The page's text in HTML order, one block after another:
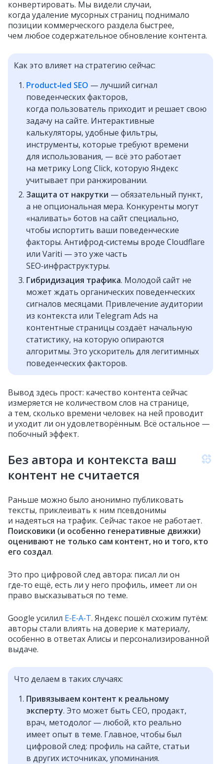
конвертировать. Мы видели случаи,
когда удаление мусорных страниц поднимало
позиции коммерческого раздела быстрее,
чем любое содержательное обновление контента.
Как это влияет на стратегию сейчас:
Product‑led SEO — лучший сигнал
поведенческих факторов,
когда пользователь приходит и решает свою
задачу на сайте. Интерактивные
калькуляторы, удобные фильтры,
инструменты, которые требуют времени
для использования, — всё это работает
на метрику Long Click, которую Яндекс
учитывает при ранжировании.
Защита от накрутки — обязательный пункт,
а не опциональная мера. Конкуренты могут
«наливать» ботов на сайт специально,
чтобы испортить ваши поведенческие
факторы. Антифрод‑системы вроде Cloudflare
или Variti — это уже часть
SEO‑инфраструктуры.
Гибридизация трафика. Молодой сайт не
может ждать органических поведенческих
сигналов месяцами. Привлечение аудитории
из контекста или Telegram Ads на
контентные страницы создаёт начальную
статистику, на которую опираются
алгоритмы. Это ускоритель для легитимных
поведенческих факторов.
Вывод здесь прост: качество контента сейчас
измеряется не количеством слов на странице,
а тем, сколько времени человек на ней проводит
и уходит ли он удовлетворённым. Всё остальное —
побочный эффект.
Без автора и контекста ваш
контент не считается
Раньше можно было анонимно публиковать
тексты, приклеивать к ним псевдонимы
и надеяться на трафик. Сейчас такое не работает.
Поисковики (и особенно генеративные движки)
оценивают не только сам контент, но и того, кто
его создал.
Это про цифровой след автора: писал ли он
где‑то ещё, есть ли у него профиль, имеет ли он
право высказываться по теме.
Google усилил E‑E‑A‑T. Яндекс пошёл схожим путём:
авторы стали влиять на доверие к материалу,
особенно в ответах Алисы и персонализированной
выдаче.
Что делаем в таких случаях:
Привязываем контент к реальному
эксперту. Это может быть СЕО, продакт,
врач, методолог — любой, кто реально
имеет опыт в теме. Главное, чтобы был
цифровой след: профиль на сайте, статьи
в других источниках, упоминания.